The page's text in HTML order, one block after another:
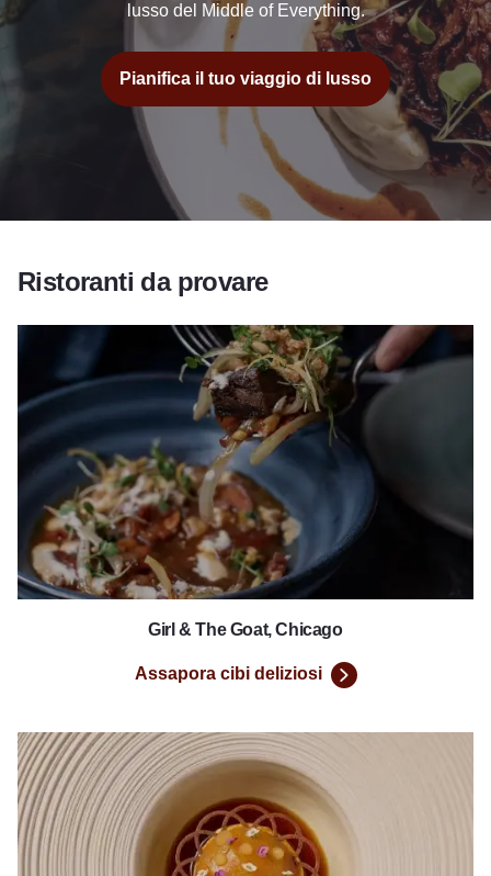
lusso del Middle of Everything.
Pianifica il tuo viaggio di lusso
Ristoranti da provare
Girl & The Goat, Chicago
Assapora cibi deliziosi
Assapora cibi deliziosi
Indienne Chicago